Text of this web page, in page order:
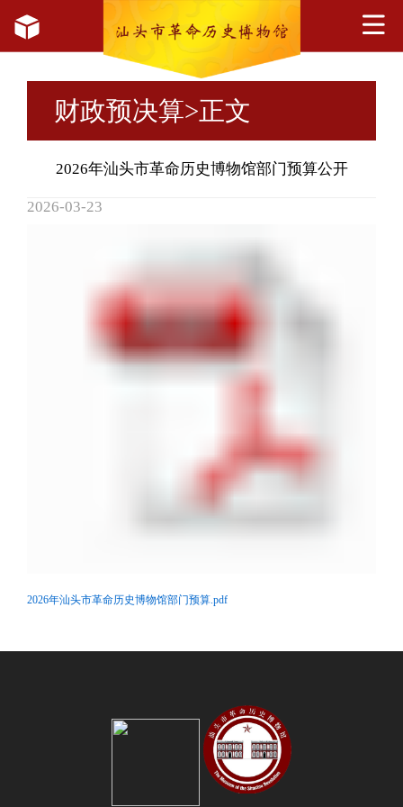
财政预决算>正文
2026年汕头市革命历史博物馆部门预算公开
2026-03-23
2026年汕头市革命历史博物馆部门预算.pdf